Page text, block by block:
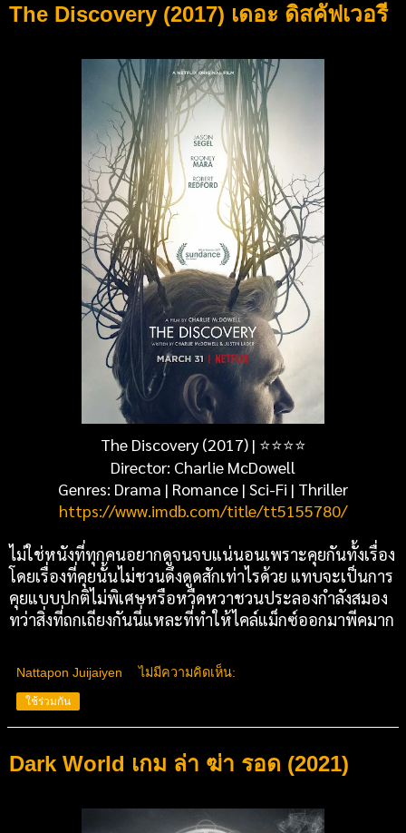
The Discovery (2017) เดอะ ดิสคัฟเวอรี
The Discovery (2017) | ⭐⭐⭐⭐
Director: Charlie McDowell
Genres: Drama | Romance | Sci-Fi | Thriller
https://www.imdb.com/title/tt5155780/
ไม่ใช่หนังที่ทุกคนอยากดูจนจบแน่นอนเพราะคุยกันทั้งเรื่อง
โดยเรื่องที่คุยนั้นไม่ชวนดึงดูดสักเท่าไรด้วย แทบจะเป็นการ
คุยแบบปกติไม่พิเศษหรือหวืดหวาชวนประลองกำลังสมอง
ทว่าสิ่งที่ถกเถียงกันนี่แหละที่ทำให้ไคล์แม็กซ์ออกมาพีคมาก
Nattapon Juijaiyen ไม่มีความคิดเห็น:
ใช้ร่วมกัน
Dark World เกม ล่า ฆ่า รอด (2021)